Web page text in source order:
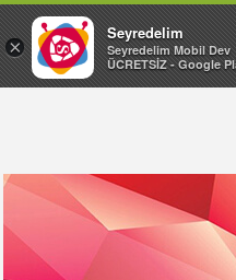
×
Seyredelim
Seyredelim Mobil Dev
ÜCRETSİZ - Google